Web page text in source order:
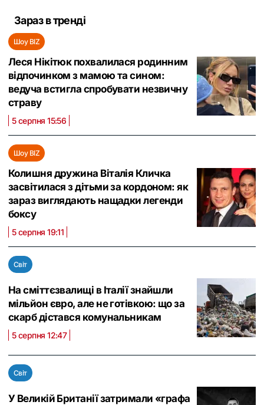
Зараз в тренді
Шоу BIZ
Леся Нікітюк похвалилася родинним
відпочинком з мамою та сином:
ведуча встигла спробувати незвичну
страву
5 серпня 15:56
Шоу BIZ
Колишня дружина Віталія Кличка
засвітилася з дітьми за кордоном: як
зараз виглядають нащадки легенди
боксу
5 серпня 19:11
Світ
На сміттєзвалищі в Італії знайшли
мільйон євро, але не готівкою: що за
скарб дістався комунальникам
5 серпня 12:47
Світ
У Великій Британії затримали «графа